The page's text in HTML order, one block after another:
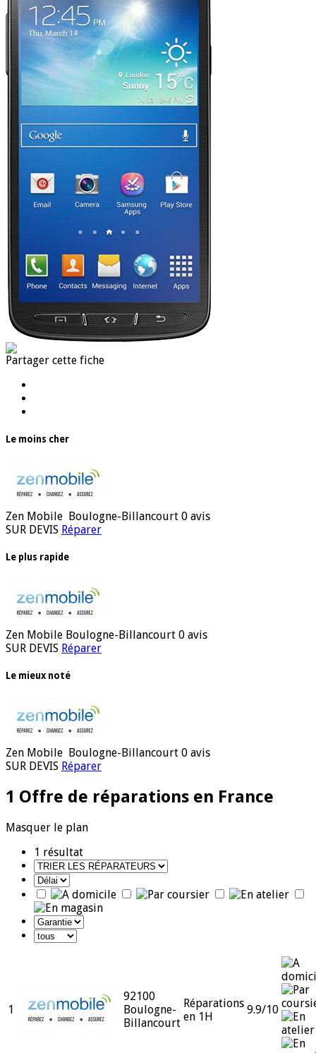
Partager cette fiche
Le moins cher
Zen Mobile Boulogne-Billancourt 0 avis
SUR DEVIS Réparer
Le plus rapide
Zen Mobile Boulogne-Billancourt 0 avis
SUR DEVIS Réparer
Le mieux noté
Zen Mobile Boulogne-Billancourt 0 avis
SUR DEVIS Réparer
1 Offre de réparations en France
Masquer le plan
1 résultat
1
92100
Boulogne-
Billancourt
Réparations
en 1H
9.9/10